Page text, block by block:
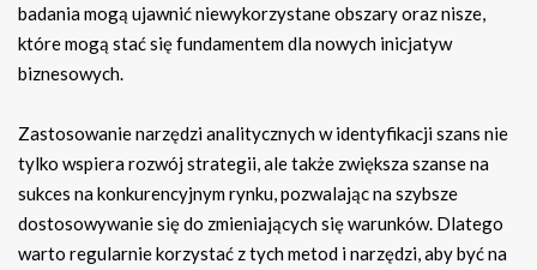
badania mogą ujawnić niewykorzystane obszary oraz nisze,
które mogą stać się fundamentem dla nowych inicjatyw
biznesowych.
Zastosowanie narzędzi analitycznych w identyfikacji szans nie
tylko wspiera rozwój strategii, ale także zwiększa szanse na
sukces na konkurencyjnym rynku, pozwalając na szybsze
dostosowywanie się do zmieniających się warunków. Dlatego
warto regularnie korzystać z tych metod i narzędzi, aby być na